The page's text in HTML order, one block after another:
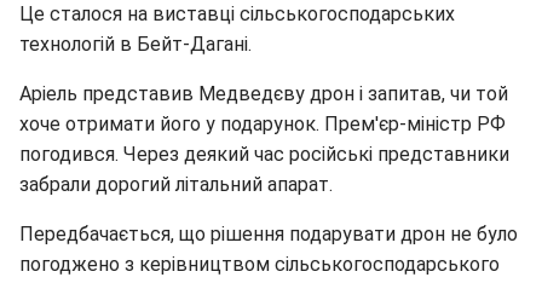
Це сталося на виставці сільськогосподарських
технологій в Бейт-Дагані.
Аріель представив Медведєву дрон і запитав, чи той
хоче отримати його у подарунок. Прем'єр-міністр РФ
погодився. Через деякий час російські представники
забрали дорогий літальний апарат.
Передбачається, що рішення подарувати дрон не було
погоджено з керівництвом сільськогосподарського